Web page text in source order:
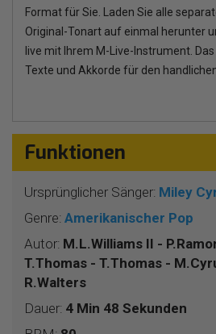
Format für Sie. Laden Sie alle
Original-Tonart auf einmal herunter
live mit Ihrem M-Live-Instrument.
Texte und Akkorde für den
Funktionen
Ursprünglicher Sänger: Miley
Genre: Amerikanischer Pop
Autor: M.L.Williams II -
T.Thomas - T.Thomas -
R.Walters
Dauer: 4 Min 48 Sekunden